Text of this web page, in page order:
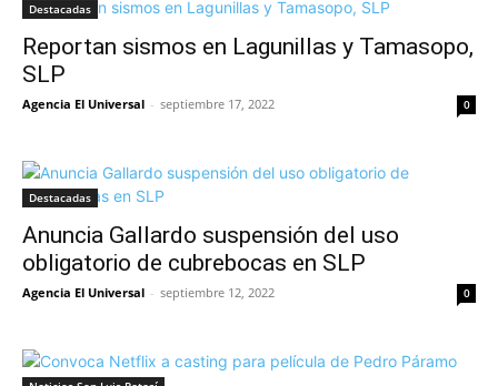
Destacadas
Reportan sismos en Lagunillas y Tamasopo,
SLP
Agencia El Universal - septiembre 17, 2022 0
Destacadas
Anuncia Gallardo suspensión del uso
obligatorio de cubrebocas en SLP
Agencia El Universal - septiembre 12, 2022 0